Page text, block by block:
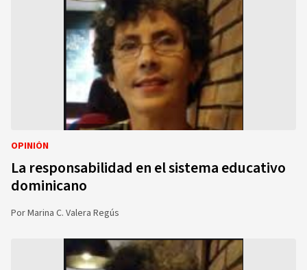
OPINIÓN
La responsabilidad en el sistema educativo
dominicano
PorMarina C. Valera Regús